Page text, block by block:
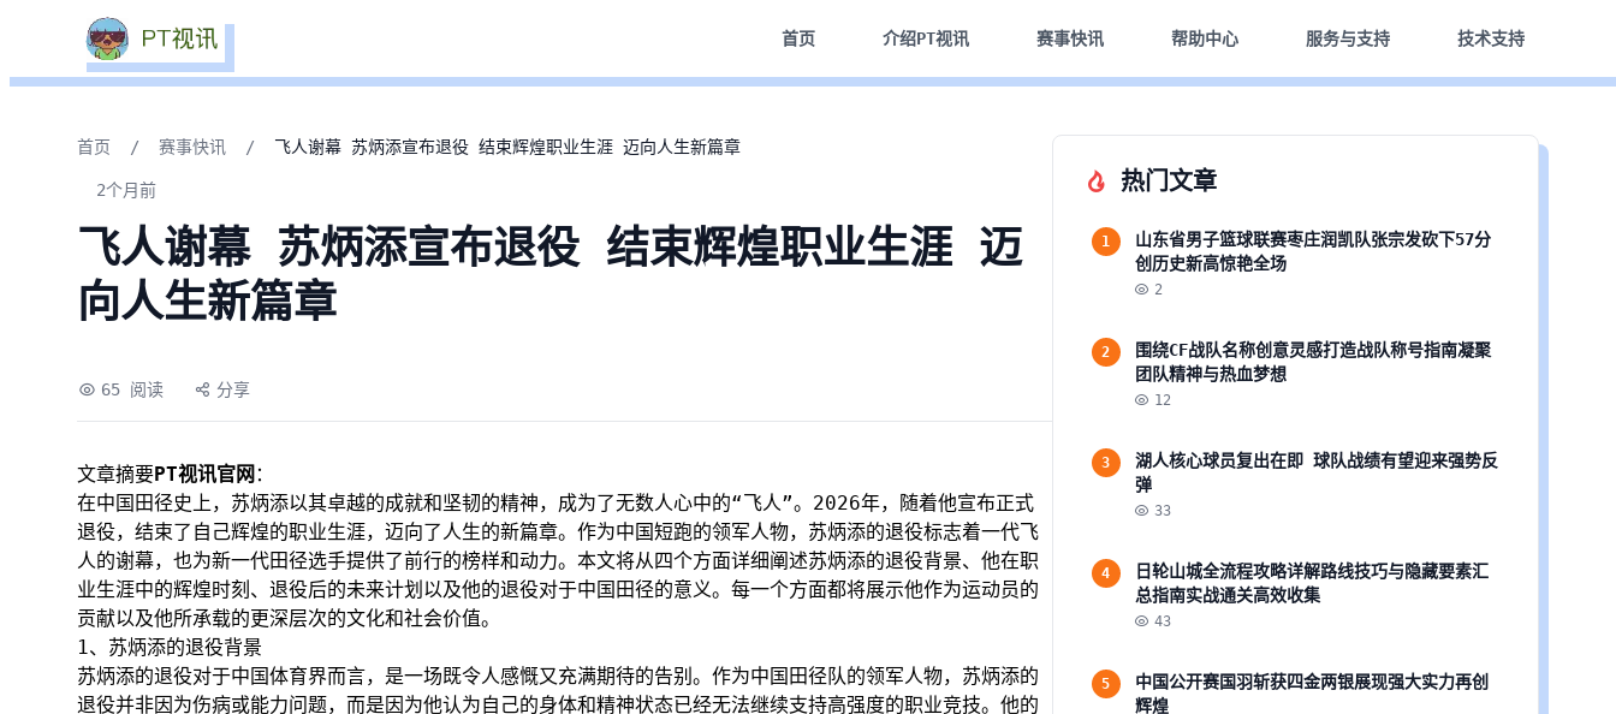
首页 介绍PT视讯 赛事快讯 帮助中心 服务与支持 技术支持
首页 / 赛事快讯 / 飞人谢幕 苏炳添宣布退役 结束辉煌职业生涯 迈向人生新篇章
2个月前
飞人谢幕 苏炳添宣布退役 结束辉煌职业生涯 迈
向人生新篇章
65 阅读 分享
文章摘要PT视讯官网 ：
在中国田径史上，苏炳添以其卓越的成就和坚韧的精神，成为了无数人心中的“飞人”。2026年，随着他宣布正式
退役，结束了自己辉煌的职业生涯，迈向了人生的新篇章。作为中国短跑的领军人物，苏炳添的退役标志着一代飞
人的谢幕，也为新一代田径选手提供了前行的榜样和动力。本文将从四个方面详细阐述苏炳添的退役背景、他在职
业生涯中的辉煌时刻、退役后的未来计划以及他的退役对于中国田径的意义。每一个方面都将展示他作为运动员的
贡献以及他所承载的更深层次的文化和社会价值。
1、苏炳添的退役背景
苏炳添的退役对于中国体育界而言，是一场既令人感慨又充满期待的告别。作为中国田径队的领军人物，苏炳添的
退役并非因为伤病或能力问题，而是因为他认为自己的身体和精神状态已经无法继续支持高强度的职业竞技。他的
热门文章
1
山东省男子篮球联赛枣庄润凯队张宗发砍下57分
创历史新高惊艳全场
2
2
围绕CF战队名称创意灵感打造战队称号指南凝聚
团队精神与热血梦想
12
3
湖人核心球员复出在即 球队战绩有望迎来强势反
弹
33
4
日轮山城全流程攻略详解路线技巧与隐藏要素汇
总指南实战通关高效收集
43
5
中国公开赛国羽斩获四金两银展现强大实力再创
辉煌